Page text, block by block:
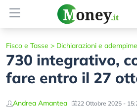
Fisco e Tasse > Dichiarazioni e
730 integrativo,
fare entro il 27
Andrea Amantea 22 Ottobre 2025 -